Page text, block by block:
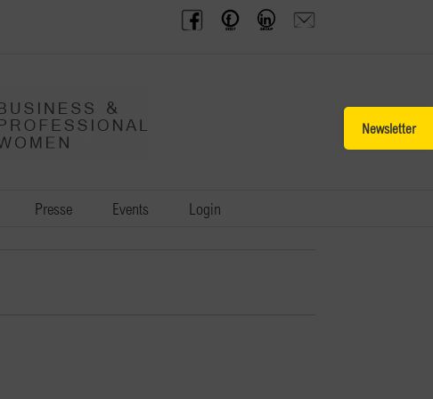
BPW
Austria
Offenes
Frauennetzwerk
BPW
Gruppe
Anfrage
schicken
Presse Events Login
Sliding